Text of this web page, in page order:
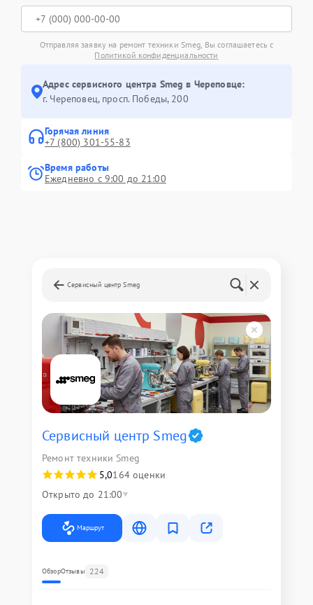
Отправляя заявку на ремонт техники Smeg, Вы соглашаетесь с
Политикой конфиденциальности
Адрес сервисного центра Smeg в Череповце:
г. Череповец, просп. Победы, 200
Горячая линия
+7 (800) 301-55-83
Время работы
Ежедневно с 9:00 до 21:00
Сервисный центр Smeg
Сервисный центр Smeg
Ремонт техники Smeg
5,0164 оценки
Открыто до 21:00
Маршрут
ОбзорОтзывы 224